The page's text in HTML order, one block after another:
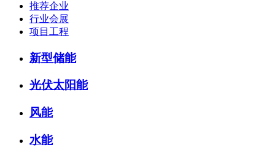
推荐企业
行业会展
项目工程
新型储能
光伏太阳能
风能
水能